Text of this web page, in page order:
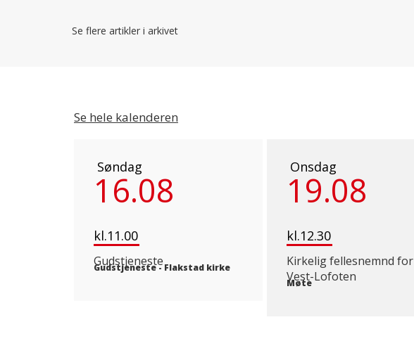
Se flere artikler i arkivet
Se hele kalenderen
Søndag
16.08
kl.11.00
Gudstjeneste
Gudstjeneste-Flakstad kirke
Onsdag
19.08
kl.12.30
Kirkelig fellesnemnd for
Vest-Lofoten
Møte